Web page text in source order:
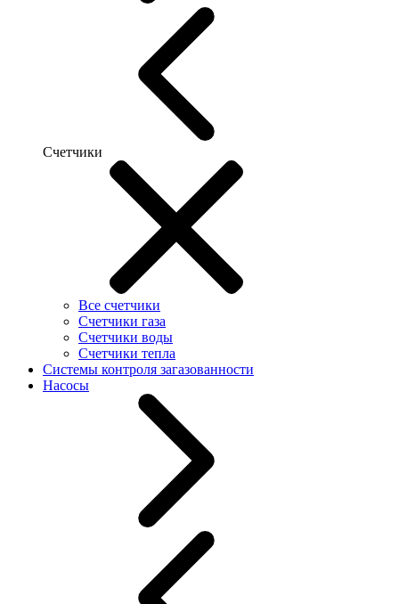
Счетчики
Все счетчики
Счетчики газа
Счетчики воды
Счетчики тепла
Системы контроля загазованности
Насосы